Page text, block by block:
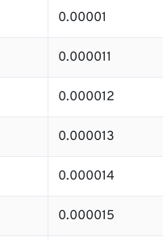
0.00001
0.000011
0.000012
0.000013
0.000014
0.000015